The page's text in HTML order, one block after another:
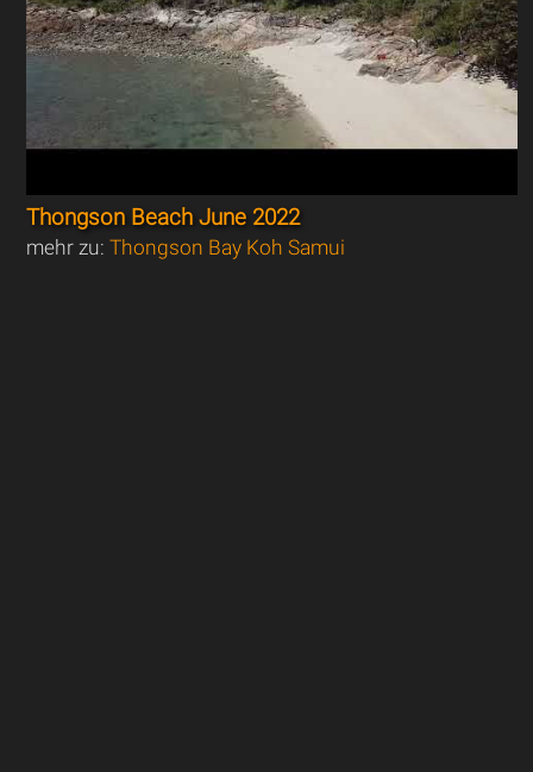
Thongson Beach June 2022
mehr zu:Thongson Bay Koh Samui